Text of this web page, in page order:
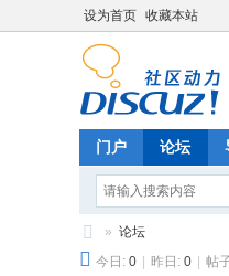
设为首页 收藏本站
门户 论坛
di
» 论坛
今日: 0 昨日: 0 帖